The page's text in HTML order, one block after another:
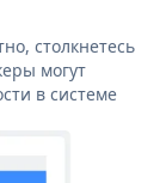
столкнетесь
могут
в системе